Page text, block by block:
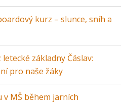
kurz – slunce, sníh a
základny Čáslav:
pro naše žáky
MŠ během jarních